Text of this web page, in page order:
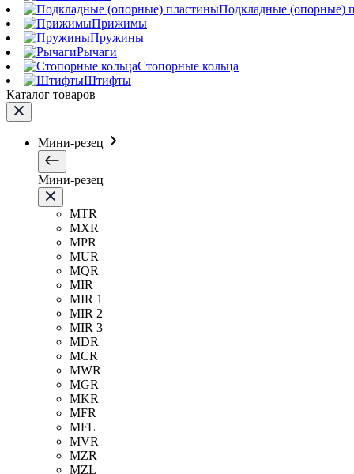
Подкладные (опорные)
Прижимы
Пружины
Рычаги
Стопорные кольца
Штифты
Каталог товаров
Мини-резец
Мини-резец
MTR
MXR
MPR
MUR
MQR
MIR
MIR 1
MIR 2
MIR 3
MDR
MCR
MWR
MGR
MKR
MFR
MFL
MVR
MZR
MZL